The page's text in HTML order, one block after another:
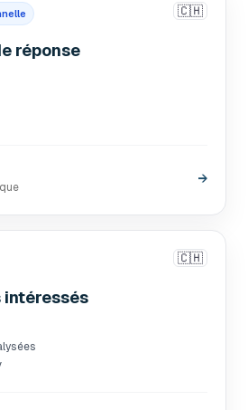
🇨🇭
réponse
→
🇨🇭
intéressés